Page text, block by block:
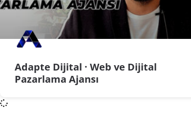
Adapte Dijital · Web ve Dijital
Pazarlama Ajansı